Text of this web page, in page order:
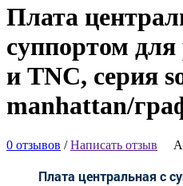
Плата
суппортом
и TNC, серия
manhattan/
0 отзывов /Написать отзыв